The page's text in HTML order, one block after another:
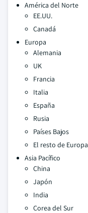
América del Norte
EE.UU.
Canadá
Europa
Alemania
UK
Francia
Italia
España
Rusia
Países Bajos
El resto de Europa
Asia Pacífico
China
Japón
India
Corea del Sur